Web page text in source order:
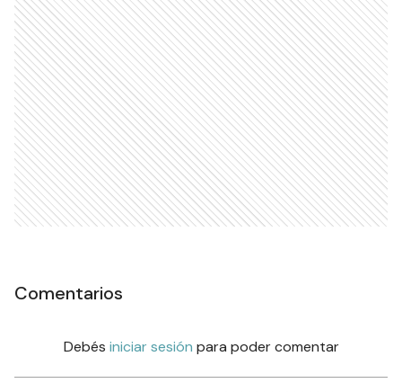
Comentarios
Debés iniciar sesión para poder comentar